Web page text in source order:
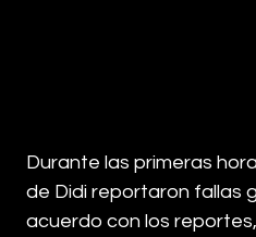
Durante las primeras
de Didi reportaron fallas
acuerdo con los